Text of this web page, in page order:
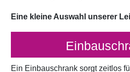
Eine kleine Auswahl unserer
Ein Einbauschrank sorgt zeitlos